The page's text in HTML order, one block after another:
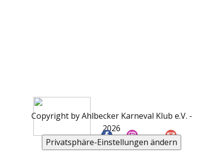
Copyright by Ahlbecker Karneval Klub e.V. -
2026
Privatsphäre-Einstellungen ändern